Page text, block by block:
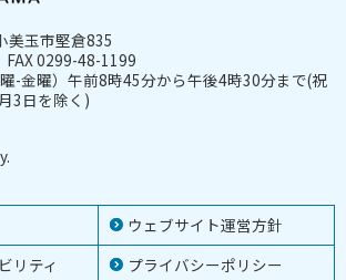
ウェブサイト運営方針
リティ
プライバシーポリシー
美玉市堅倉835
0299-48-1199
-金曜）午前8時45分から午後4時30分まで(祝
3日を除く)